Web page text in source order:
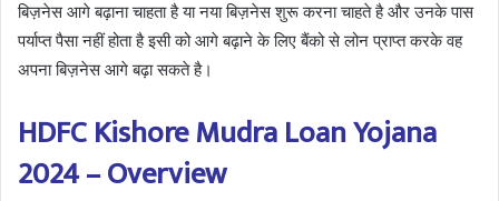
बिज़नेस आगे बढ़ाना चाहता है या नया बिज़नेस शुरू करना चाहते है और उनके पास
पर्याप्त पैसा नहीं होता है इसी को आगे बढ़ाने के लिए बैंको से लोन प्राप्त करके वह
अपना बिज़नेस आगे बढ़ा सकते है।
HDFC Kishore Mudra Loan Yojana
2024 – Overview